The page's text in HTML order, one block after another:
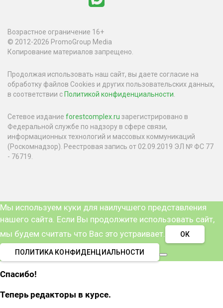
Возрастное ограничение 16+
© 2012-2026 PromoGroup Media
Копирование материалов запрещено.
Продолжая использовать наш сайт, вы даете согласие на
обработку файлов Cookies и других пользовательских данных,
в соответствии сПолитикой конфиденциальности
Сетевое издание forestcomplex.ru зарегистрировано в
Федеральной службе по надзору в сфере связи,
информационных технологий и массовых коммуникаций
(Роскомнадзор). Реестровая запись от 02.09.2019 ЭЛ № ФС 77
- 76719.
Мы используем куки для наилучшего представления
нашего сайта. Если Вы продолжите использовать сайт,
мы будем считать что Вас это устраивает.
ОК
ПОЛИТИКА КОНФИДЕНЦИАЛЬНОСТИ
Спасибо!
Теперь редакторы в курсе.